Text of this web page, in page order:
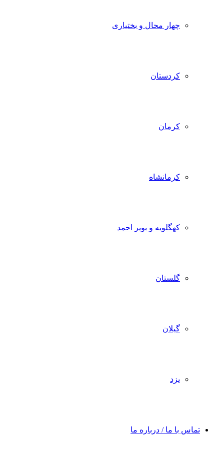
چهار محال و بختیاری
کردستان
کرمان
کرمانشاه
کهگلویه و بویر احمد
گلستان
گیلان
یزد
تماس با ما / درباره ما